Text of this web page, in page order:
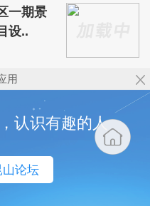
一期景
设..
用
认识有趣的人
山论坛